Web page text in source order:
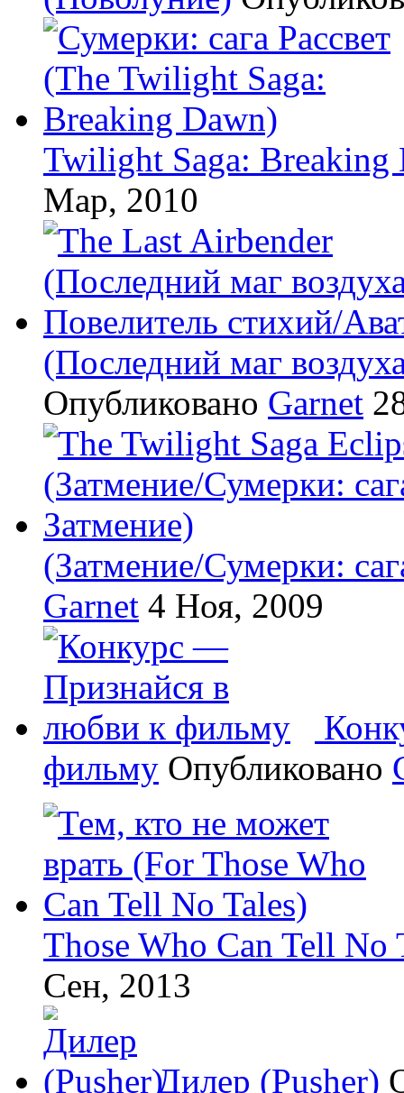
Twilight Saga: Breaking
Мар, 2010
(Последний маг
Опубликовано Garnet
(Затмение/Сумерки:
Garnet 4 Ноя, 2009
фильму Опубликовано
Those Who Can Tell No
Сен, 2013
Дилер (Pusher)